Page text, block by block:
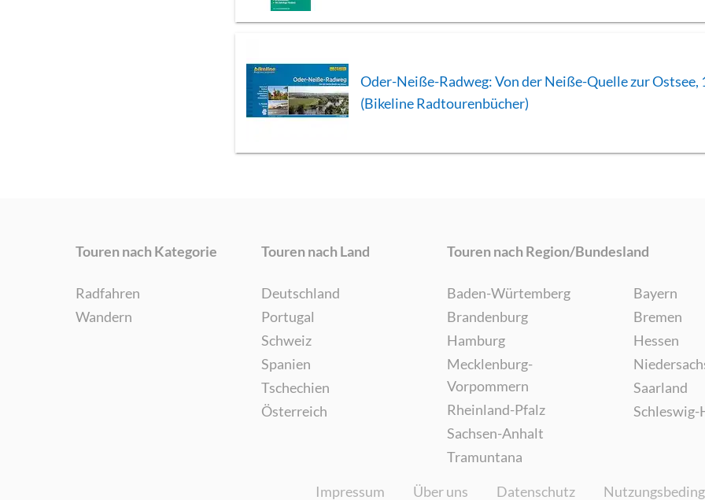
Oder-Neiße-Radweg: Von der Neiße-Quelle zur Ostsee,
(Bikeline Radtourenbücher)
Touren nach Kategorie
Radfahren
Wandern
Touren nach Land
Deutschland
Portugal
Schweiz
Spanien
Tschechien
Österreich
Touren nach Region/Bundesland
Baden-Würtemberg
Brandenburg
Hamburg
Mecklenburg-
Vorpommern
Rheinland-Pfalz
Sachsen-Anhalt
Tramuntana
Bayern
Bremen
Hessen
Saarland
Impressum Über uns Datenschutz